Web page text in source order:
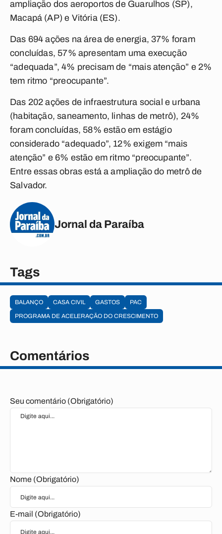
ampliação dos aeroportos de Guarulhos (SP),
Macapá (AP) e Vitória (ES).
Das 694 ações na área de energia, 37% foram
concluídas, 57% apresentam uma execução
“adequada”, 4% precisam de “mais atenção” e 2%
tem ritmo “preocupante”.
Das 202 ações de infraestrutura social e urbana
(habitação, saneamento, linhas de metrô), 24%
foram concluídas, 58% estão em estágio
considerado “adequado”, 12% exigem “mais
atenção” e 6% estão em ritmo “preocupante”.
Entre essas obras está a ampliação do metrô de
Salvador.
Jornal da Paraíba
Tags
BALANÇO CASA CIVIL GASTOS
PAC
PROGRAMA DE ACELERAÇÃO DO CRESCIMENTO
Comentários
Seu comentário (Obrigatório)
Nome (Obrigatório)
E-mail (Obrigatório)